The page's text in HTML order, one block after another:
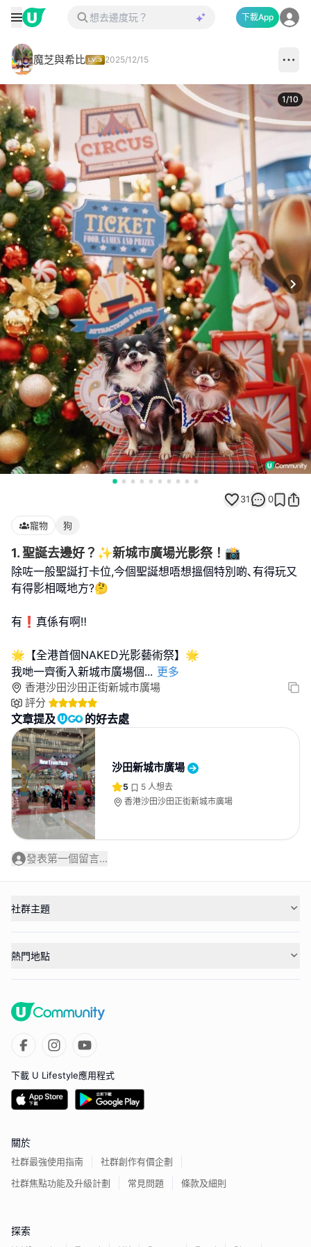
下載App
魔芝與希比 2025/12/15
1/10
31 0
寵物 狗
1. 聖誕去邊好？✨新城市廣場光影祭！📸
除咗一般聖誕打卡位,今個聖誕想唔想搵個特別啲､有得玩又
有得影相嘅地方?🤔
有❗️真係有啊‼️
🌟【全港首個NAKED光影藝術祭】🌟
我哋一齊衝入新城市廣場個... 更多
香港沙田沙田正街新城市廣場
評分
文章提及 的好去處
沙田新城市廣場
5 5 人想去
香港沙田沙田正街新城市廣場
發表第一個留言...
社群主題
熱門地點
下載 U Lifestyle應用程式
關於
社群最強使用指南
社群創作有價企劃
社群焦點功能及升級計劃
常見問題 條款及細則
探索